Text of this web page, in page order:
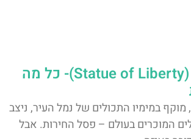
פסל החירות (Statue of Liberty)- כל מה
מוקף במימיו התכולים של נמל העיר, ניצב
המוכרים בעולם – פסל החירות. אבל